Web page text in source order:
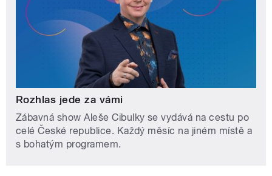
Rozhlas jede za vámi
Zábavná show Aleše Cibulky se vydává na cestu po
celé České republice. Každý měsíc na jiném místě a
s bohatým programem.